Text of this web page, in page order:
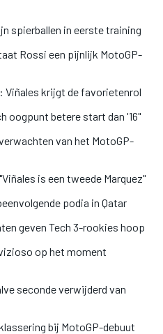
spierballen in eerste training
Rossi een pijnlijk MotoGP-
Viñales krijgt de favorietenrol
oogpunt betere start dan '16"
van het MotoGP-
is een tweede Marquez"
podia in Qatar
geven Tech 3-rookies hoop
op het moment
seconde verwijderd van
bij MotoGP-debuut